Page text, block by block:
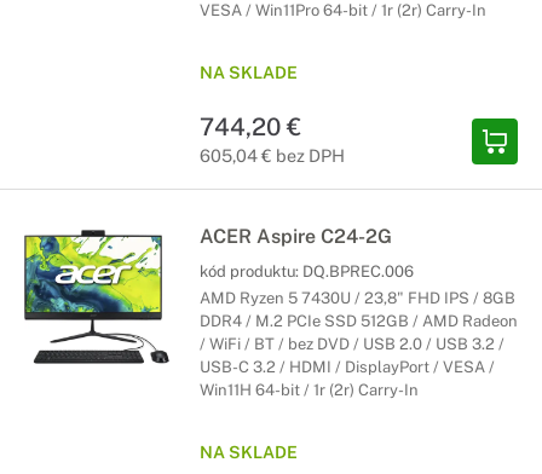
VESA / Win11Pro 64-bit / 1r (2r) Carry-In
NA SKLADE
744,20 €
605,04 € bez DPH
ACER Aspire C24-2G
kód produktu: DQ.BPREC.006
AMD Ryzen 5 7430U / 23,8" FHD IPS / 8GB
DDR4 / M.2 PCIe SSD 512GB / AMD Radeon
/ WiFi / BT / bez DVD / USB 2.0 / USB 3.2 /
USB-C 3.2 / HDMI / DisplayPort / VESA /
Win11H 64-bit / 1r (2r) Carry-In
NA SKLADE